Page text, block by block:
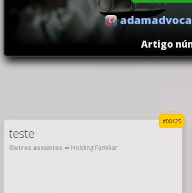
Artigo
#00125
teste
Outros assuntos ➥ Holding Familiar